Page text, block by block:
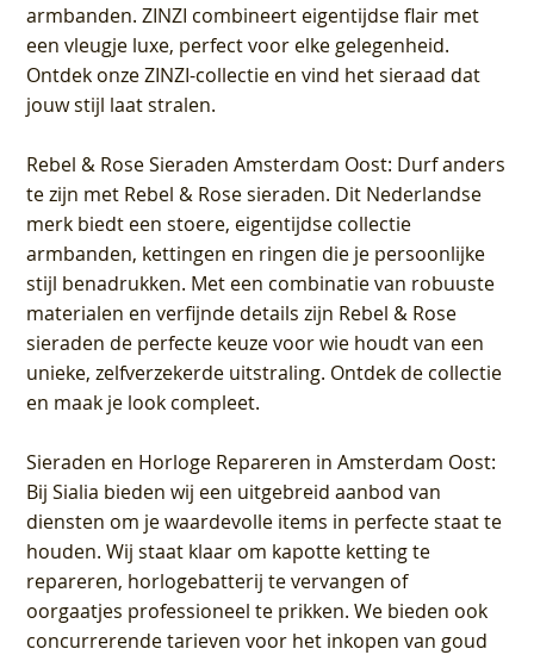
armbanden. ZINZI combineert eigentijdse flair met
een vleugje luxe, perfect voor elke gelegenheid.
Ontdek onze ZINZI-collectie en vind het sieraad dat
jouw stijl laat stralen.
Rebel & Rose Sieraden Amsterdam Oost: Durf anders
te zijn met Rebel & Rose sieraden. Dit Nederlandse
merk biedt een stoere, eigentijdse collectie
armbanden, kettingen en ringen die je persoonlijke
stijl benadrukken. Met een combinatie van robuuste
materialen en verfijnde details zijn Rebel & Rose
sieraden de perfecte keuze voor wie houdt van een
unieke, zelfverzekerde uitstraling. Ontdek de collectie
en maak je look compleet.
Sieraden en Horloge Repareren in Amsterdam Oost:
Bij Sialia bieden wij een uitgebreid aanbod van
diensten om je waardevolle items in perfecte staat te
houden. Wij staat klaar om kapotte ketting te
repareren, horlogebatterij te vervangen of
oorgaatjes professioneel te prikken. We bieden ook
concurrerende tarieven voor het inkopen van goud